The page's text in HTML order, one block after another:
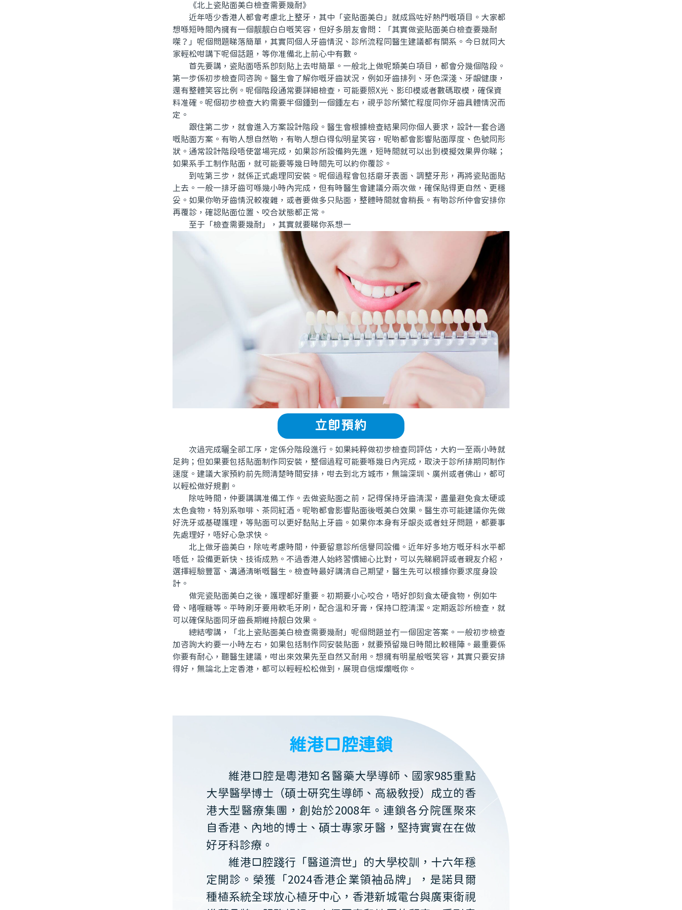
《北上瓷貼面美白檢查需要幾耐》
近年唔少香港人都會考慮北上整牙，其中「瓷貼面美白」就成爲咗好熱門嘅項目。大家都
想喺短時間內擁有一個靓靓白白嘅笑容，但好多朋友會問：「其實做瓷貼面美白檢查要幾耐
㗎？」呢個問題睇落簡單，其實同個人牙齒情況、診所流程同醫生建議都有關系。今日就同大
家輕松咁講下呢個話題，等你准備北上前心中有數。
首先要講，瓷貼面唔系即刻貼上去咁簡單。一般北上做呢類美白項目，都會分幾個階段。
第一步係初步檢查同咨詢。醫生會了解你嘅牙齒狀況，例如牙齒排列、牙色深淺、牙龈健康，
還有整體笑容比例。呢個階段通常要詳細檢查，可能要照X光、影印模或者數碼取模，確保資
料准確。呢個初步檢查大約需要半個鍾到一個鍾左右，視乎診所繁忙程度同你牙齒具體情況而
定。
跟住第二步，就會進入方案設計階段。醫生會根據檢查結果同你個人要求，設計一套合適
嘅貼面方案。有啲人想自然啲，有啲人想白得似明星笑容，呢啲都會影響貼面厚度、色號同形
狀。通常設計階段唔使當場完成，如果診所設備夠先進，短時間就可以出到模擬效果畀你睇；
如果系手工制作貼面，就可能要等幾日時間先可以約你覆診。
到咗第三步，就係正式處理同安裝。呢個過程會包括磨牙表面、調整牙形，再將瓷貼面貼
上去。一般一排牙齒可喺幾小時內完成，但有時醫生會建議分兩次做，確保貼得更自然、更穩
妥。如果你啲牙齒情況較複雜，或者要做多只貼面，整體時間就會稍長。有啲診所仲會安排你
再覆診，確認貼面位置、咬合狀態都正常。
至于「檢查需要幾耐」，其實就要睇你系想一
立即預約
次過完成曬全部工序，定係分階段進行。如果純粹做初步檢查同評估，大約一至兩小時就
足夠；但如果要包括貼面制作同安裝，整個過程可能要喺幾日內完成，取決于診所排期同制作
速度。建議大家預約前先問清楚時間安排，咁去到北方城市，無論深圳、廣州或者佛山，都可
以輕松做好規劃。
除咗時間，仲要講講准備工作。去做瓷貼面之前，記得保持牙齒清潔，盡量避免食太硬或
太色食物，特別系咖啡、茶同紅酒。呢啲都會影響貼面後嘅美白效果。醫生亦可能建議你先做
好洗牙或基礎護理，等貼面可以更好黏貼上牙齒。如果你本身有牙龈炎或者蛀牙問題，都要事
先處理好，唔好心急求快。
北上做牙齒美白，除咗考慮時間，仲要留意診所信譽同設備。近年好多地方嘅牙科水平都
唔低，設備更新快、技術成熟。不過香港人始終習慣細心比對，可以先睇網評或者親友介紹，
選擇經驗豐富、溝通清晰嘅醫生。檢查時最好講清自己期望，醫生先可以根據你要求度身設
計。
做完瓷貼面美白之後，護理都好重要。初期要小心咬合，唔好即刻食太硬食物，例如牛
骨、啫喱糖等。平時刷牙要用軟毛牙刷，配合溫和牙膏，保持口腔清潔。定期返診所檢查，就
可以確保貼面同牙齒長期維持靓白效果。
總結嚟講，「北上瓷貼面美白檢查需要幾耐」呢個問題並冇一個固定答案。一般初步檢查
加咨詢大約要一小時左右，如果包括制作同安裝貼面，就要預留幾日時間比較穩陣。最重要係
你要有耐心，聽醫生建議，咁出來效果先至自然又耐用。想擁有明星般嘅笑容，其實只要安排
得好，無論北上定香港，都可以輕輕松松做到，展現自信燦爛嘅你。
維港口腔連鎖
維港口腔是粵港知名醫藥大學導師、國家985重點
大學醫學博士（碩士研究生導師、高級教授）成立的香
港大型醫療集團，創始於2008年。連鎖各分院匯聚來
自香港、內地的博士、碩士專家牙醫，堅持實實在在做
好牙科診療。
維港口腔踐行「醫道濟世」的大學校訓，十六年穩
定開診。榮獲「2024香港企業領袖品牌」，是諾貝爾
種植系統全球放心植牙中心，香港新城電台與廣東衛視